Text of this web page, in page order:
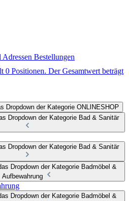
Adressen Bestellungen
0 Positionen. Der Gesamtwert beträgt
Dropdown der Kategorie ONLINESHOP
Dropdown der Kategorie Bad & Sanitär
Dropdown der Kategorie Bad & Sanitär
Dropdown der Kategorie Badmöbel &
Aufbewahrung
Dropdown der Kategorie Badmöbel &